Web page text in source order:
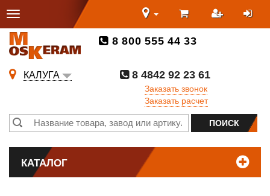
8 800 555 44 33
КАЛУГА
8 4842 92 23 61
Заказать звонок
Заказать расчет
КАТАЛОГ